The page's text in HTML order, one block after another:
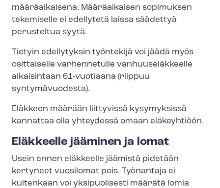
määräaikaisena. Määräaikaisen sopimuksen
tekemiselle ei edellytetä laissa säädettyä
perusteltua syytä.
Tietyin edellytyksin työntekijä voi jäädä myös
osittaiselle varhennetulle vanhuuseläkkeelle
aikaisintaan 61-vuotiaana (riippuu
syntymävuodesta).
Eläkkeen määrään liittyvissä kysymyksissä
kannattaa olla yhteydessä omaan eläkeyhtiöön.
Eläkkeelle jääminen ja lomat
Usein ennen eläkkeelle jäämistä pidetään
kertyneet vuosilomat pois. Työnantaja ei
kuitenkaan voi yksipuolisesti määrätä lomia